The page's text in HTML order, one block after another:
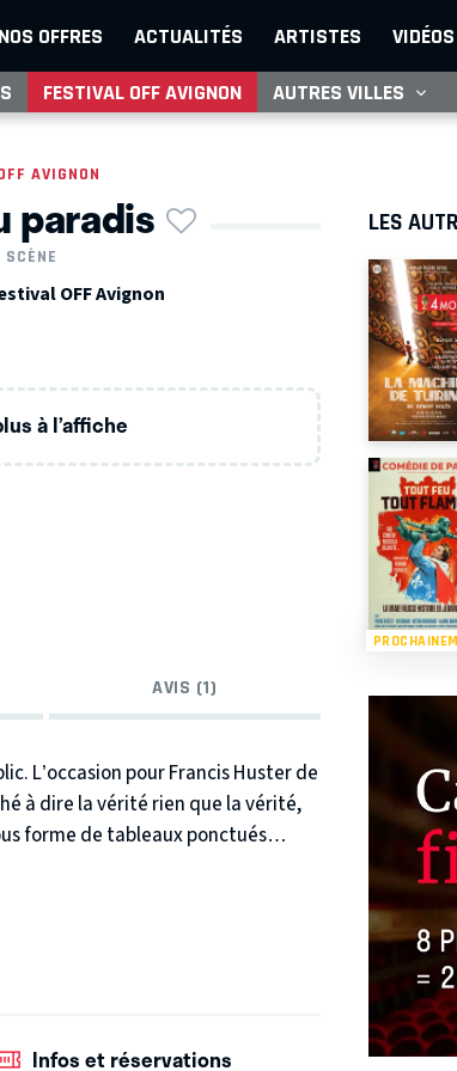
NOS OFFRES ACTUALITÉS ARTISTES VIDÉOS
FESTIVAL OFF AVIGNON AUTRES VILLES
AVIGNON
paradis
SCÈNE
OFF Avignon
à l’affiche
AVIS (1)
L’occasion pour Francis Huster de
à dire la vérité rien que la vérité,
forme de tableaux ponctués
violoncelliste de renommée
Lysès, Yvonne Printemps,
avec Arletty, la guerre et
le théâtre, l’écriture, …).
Infos et réservations
LES